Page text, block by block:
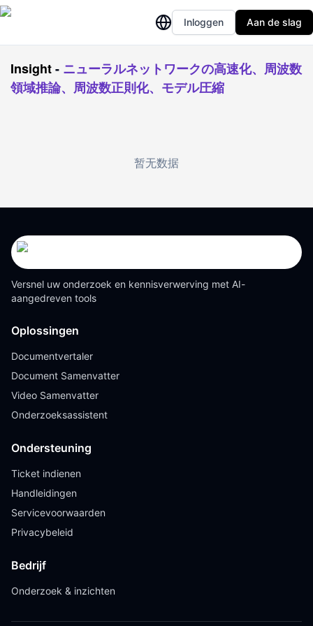
Inloggen Aan de slag
Insight- ニューラルネットワークの高速化、周波数
領域推論、周波数正則化、モデル圧縮
暂无数据
Versnel uw onderzoek en kennisverwerving met AI-
aangedreven tools
Oplossingen
Documentvertaler
Document Samenvatter
Video Samenvatter
Onderzoeksassistent
Ondersteuning
Ticket indienen
Handleidingen
Servicevoorwaarden
Privacybeleid
Bedrijf
Onderzoek & inzichten